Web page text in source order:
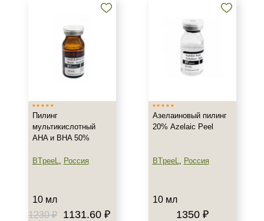
Пилинг
мультикислотный
AHA и BHA 50%
BTpeeL, Россия
10 мл
1230 ₽
1131.60 ₽
Азелаиновый пилинг
20% Azelaic Peel
BTpeeL, Россия
10 мл
1350 ₽